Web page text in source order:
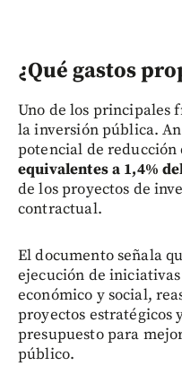
¿Qué gastos
Uno de los principales
la inversión pública.
potencial de reducción
equivalentes a 1,4%
de los proyectos de
contractual.
El documento señala
ejecución de
económico y social,
proyectos estratégicos
presupuesto para
público.